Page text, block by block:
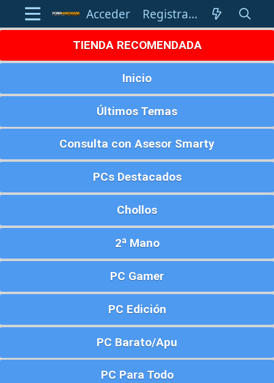
Acceder Registrarse
TIENDA RECOMENDADA
Inicio
Últimos Temas
Consulta con Asesor Smarty
PCs Destacados
Chollos
2ª Mano
PC Gamer
PC Edición
PC Barato/Apu
PC Para Todo